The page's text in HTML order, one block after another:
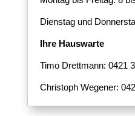
Dienstag und
Ihre Hauswarte
Timo Drettmann: 0421
Christoph Wegener: